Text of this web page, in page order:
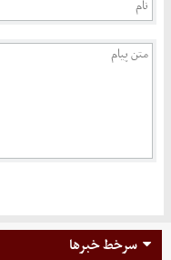
سرخط خبرها